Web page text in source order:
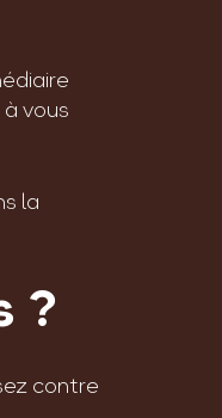
vous
la
?
contre